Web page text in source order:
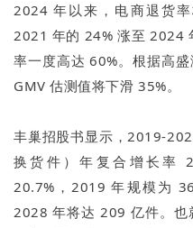
2024 年以来，电商退货
2021 年的 24% 涨至 2024
率一度高达 60%。根据高
GMV 估测值将下滑 35%。
丰巢招股书显示，2019-
换货件）年复合增长率
20.7%，2019 年规模为
2028 年将达 209 亿件。